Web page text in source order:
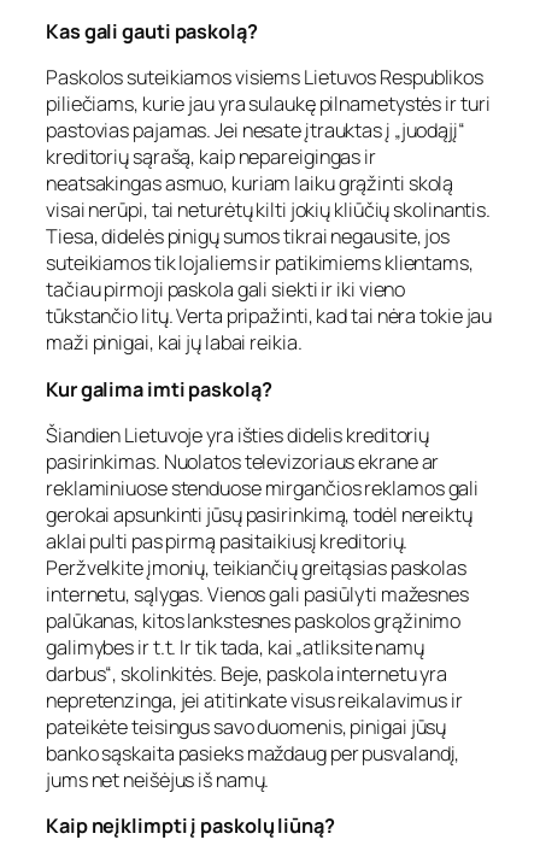
Kas gali gauti paskolą?
Paskolos suteikiamos visiems Lietuvos Respublikos
piliečiams, kurie jau yra sulaukę pilnametystės ir turi
pastovias pajamas. Jei nesate įtrauktas į „juodąjį“
kreditorių sąrašą, kaip nepareigingas ir
neatsakingas asmuo, kuriam laiku grąžinti skolą
visai nerūpi, tai neturėtų kilti jokių kliūčių skolinantis.
Tiesa, didelės pinigų sumos tikrai negausite, jos
suteikiamos tik lojaliems ir patikimiems klientams,
tačiau pirmoji paskola gali siekti ir iki vieno
tūkstančio litų. Verta pripažinti, kad tai nėra tokie jau
maži pinigai, kai jų labai reikia.
Kur galima imti paskolą?
Šiandien Lietuvoje yra išties didelis kreditorių
pasirinkimas. Nuolatos televizoriaus ekrane ar
reklaminiuose stenduose mirgančios reklamos gali
gerokai apsunkinti jūsų pasirinkimą, todėl nereiktų
aklai pulti pas pirmą pasitaikiusį kreditorių.
Peržvelkite įmonių, teikiančių greitąsias paskolas
internetu, sąlygas. Vienos gali pasiūlyti mažesnes
palūkanas, kitos lankstesnes paskolos grąžinimo
galimybes ir t.t. Ir tik tada, kai „atliksite namų
darbus“, skolinkitės. Beje, paskola internetu yra
nepretenzinga, jei atitinkate visus reikalavimus ir
pateikėte teisingus savo duomenis, pinigai jūsų
banko sąskaita pasieks maždaug per pusvalandį,
jums net neišėjus iš namų.
Kaip neįklimpti į paskolų liūną?